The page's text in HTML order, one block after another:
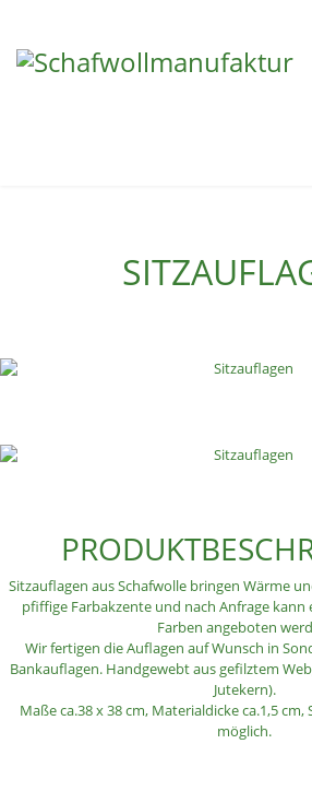
Sitzauflagen aus Schafwolle bringen Wärme
pfiffige Farbakzente und nach Anfrage kann
Farben angeboten
Wir fertigen die Auflagen auf Wunsch in
Bankauflagen. Handgewebt aus gefilztem
Jutekern).
Maße ca.38 x 38 cm, Materialdicke ca.1,5
möglich.